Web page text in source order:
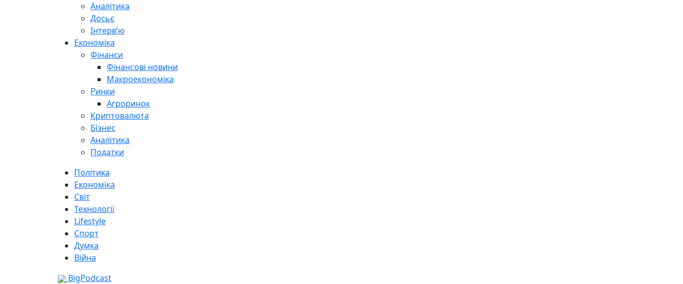
Аналітика
Досьє
Інтерв’ю
Економіка
Фінанси
Фінансові новини
Макроекономіка
Ринки
Агроринок
Криптовалюта
Бізнес
Аналітика
Податки
Політика
Економіка
Світ
Технології
Lifestyle
Спорт
Думка
Війна
BigPodcast